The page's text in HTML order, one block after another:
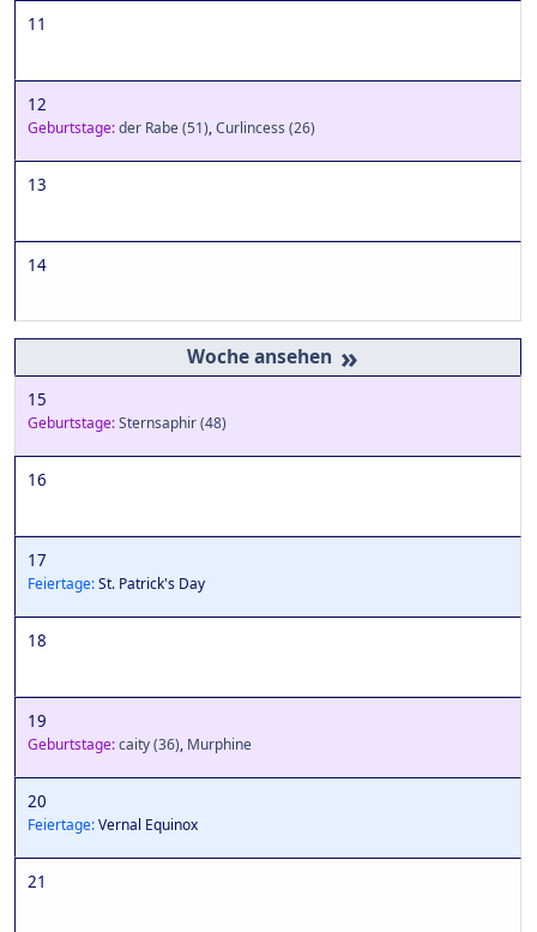
11
12
Geburtstage:der Rabe(51),Curlincess (26)
13
14
»
15
Geburtstage:Sternsaphir(48)
16
17
Feiertage:St. Patrick's Day
18
19
Geburtstage:caity(36), Murphine
20
Feiertage:Vernal Equinox
21